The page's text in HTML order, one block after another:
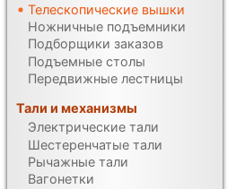
Телескопические вышки
Ножничные подъемники
Подборщики заказов
Подъемные столы
Передвижные лестницы
Тали и механизмы
Электрические тали
Шестеренчатые тали
Рычажные тали
Вагонетки